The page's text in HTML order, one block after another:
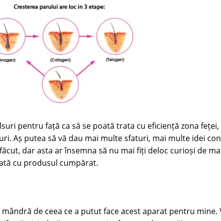
pentru față ca să se poată trata cu eficiență zona
Aș putea să vă dau mai multe sfaturi, mai multe idei
dar asta ar însemna să nu mai fiți deloc curioși de
cu produsul cumpărat.
de ceea ce a putut face acest aparat pentru mine.